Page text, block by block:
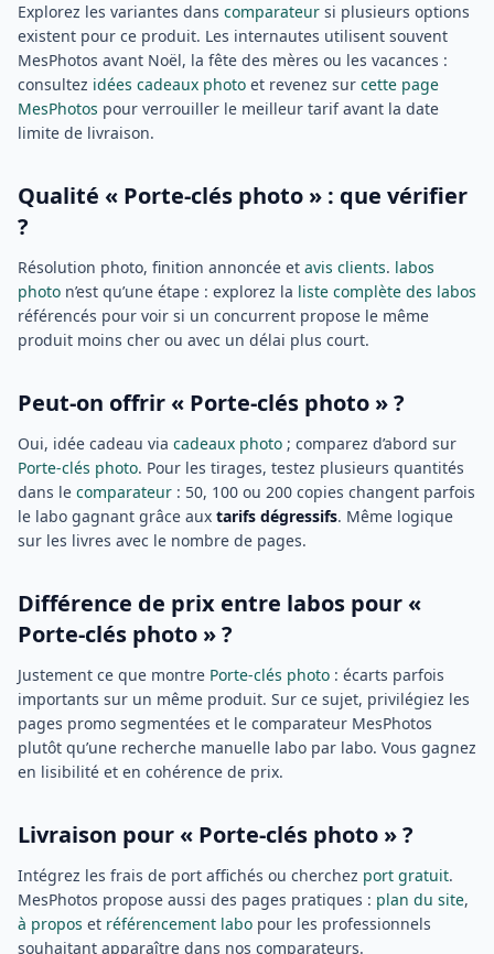
Explorez les variantes dans comparateur si plusieurs options
existent pour ce produit. Les internautes utilisent souvent
MesPhotos avant Noël, la fête des mères ou les vacances :
consultez idées cadeaux photo et revenez sur cette page
MesPhotos pour verrouiller le meilleur tarif avant la date
limite de livraison.
Qualité « Porte-clés photo » : que vérifier
?
Résolution photo, finition annoncée et avis clients. labos
photo n’est qu’une étape : explorez la liste complète des labos
référencés pour voir si un concurrent propose le même
produit moins cher ou avec un délai plus court.
Peut-on offrir « Porte-clés photo » ?
Oui, idée cadeau via cadeaux photo ; comparez d’abord sur
Porte-clés photo. Pour les tirages, testez plusieurs quantités
dans le comparateur : 50, 100 ou 200 copies changent parfois
le labo gagnant grâce aux tarifs dégressifs. Même logique
sur les livres avec le nombre de pages.
Différence de prix entre labos pour «
Porte-clés photo » ?
Justement ce que montre Porte-clés photo : écarts parfois
importants sur un même produit. Sur ce sujet, privilégiez les
pages promo segmentées et le comparateur MesPhotos
plutôt qu’une recherche manuelle labo par labo. Vous gagnez
en lisibilité et en cohérence de prix.
Livraison pour « Porte-clés photo » ?
Intégrez les frais de port affichés ou cherchez port gratuit.
MesPhotos propose aussi des pages pratiques : plan du site,
à propos et référencement labo pour les professionnels
souhaitant apparaître dans nos comparateurs.